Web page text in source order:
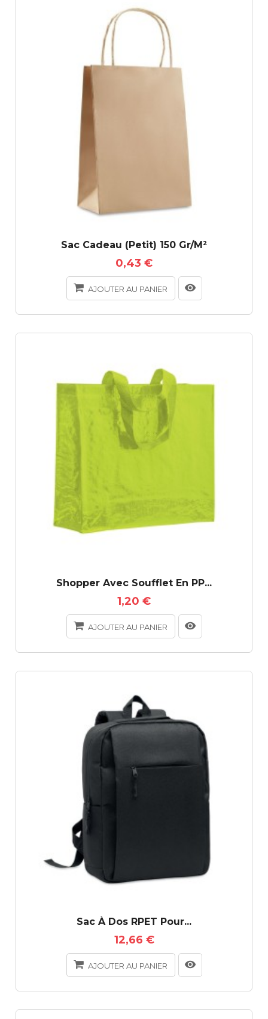
Sac Cadeau (petit) 150 Gr/m²
0,43 €
AJOUTER AU PANIER
Shopper Avec Soufflet En PP...
1,20 €
AJOUTER AU PANIER
Sac À Dos RPET Pour...
12,66 €
AJOUTER AU PANIER